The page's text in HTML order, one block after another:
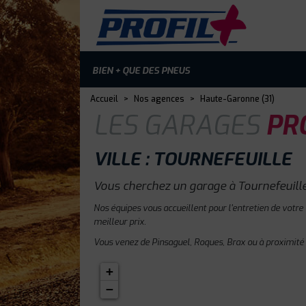
BIEN + QUE DES PNEUS
Accueil > Nos agences > Haute-Garonne (31)
LES GARAGES
VILLE : TOURNEFEUILLE
Vous cherchez un garage à
Nos équipes vous accueillent pour l'entretien de
meilleur prix.
Vous venez de Pinsaguel, Roques, Brax ou à
+
−